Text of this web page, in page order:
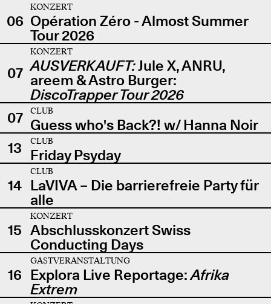
06
KONZERT
Opération Zéro - Almost Summer
Tour 2026
07
KONZERT
AUSVERKAUFT:Jule X, ANRU,
areem & Astro Burger:
DiscoTrapper Tour 2026
07
CLUB
Guess who's Back?! w/ Hanna Noir
13
CLUB
Friday Psyday
14
CLUB
LaVIVA – Die barrierefreie Party für
alle
15
KONZERT
Abschlusskonzert Swiss
Conducting Days
16
GASTVERANSTALTUNG
Explora Live Reportage:Afrika
Extrem